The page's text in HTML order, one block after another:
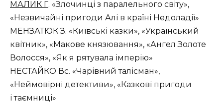
МАЛИК Г. «Злочинці з паралельного світу»,
«Незвичайні пригоди Алі в країні Недоладії»
МЕНЗАТЮК З. «Київські казки», «Український
квітник», «Макове князювання», «Ангел Золоте
Волосся», «Як я рятувала імперію»
НЕСТАЙКО Вс. «Чарівний талісман»,
«Неймовірні детективи», «Казкові пригоди
і таємниці»